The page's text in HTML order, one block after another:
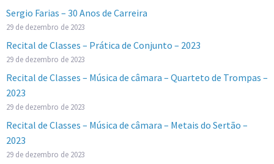
Sergio Farias – 30 Anos de Carreira
29 de dezembro de 2023
Recital de Classes – Prática de Conjunto – 2023
29 de dezembro de 2023
Recital de Classes – Música de câmara – Quarteto de Trompas –
2023
29 de dezembro de 2023
Recital de Classes – Música de câmara – Metais do Sertão –
2023
29 de dezembro de 2023